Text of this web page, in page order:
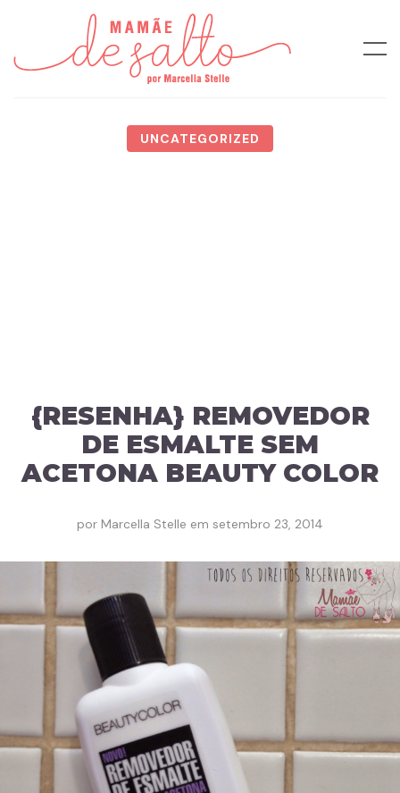
UNCATEGORIZED
{RESENHA} REMOVEDOR
DE ESMALTE SEM
ACETONA BEAUTY COLOR
por Marcella Stelle em setembro 23, 2014